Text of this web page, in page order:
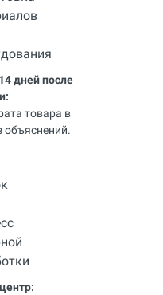
дней после
товара в
объяснений.